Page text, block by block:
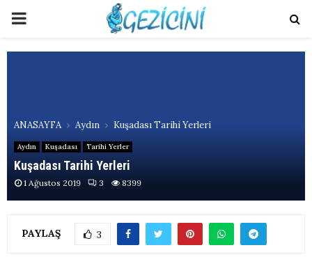
PRIMARY
MENU
ANASAYFA Aydın Kuşadası Tarihi Yerleri
Aydın Kuşadası Tarihi Yerler
Kuşadası Tarihi Yerleri
1 Ağustos 2019 3 8399
PAYLAŞ 3